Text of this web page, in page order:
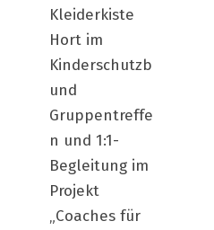
Kleiderkiste
Hort im
Kinderschutzb
und
Gruppentreffe
n und 1:1-
Begleitung im
Projekt
„Coaches für